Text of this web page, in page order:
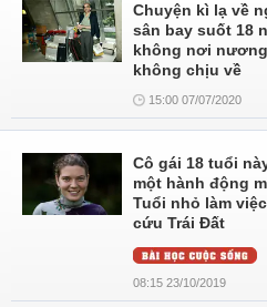
Chuyện kì lạ về
sân bay suốt 18
không nơi
không chịu về
15:00 07/07/2020
Cô gái 18 tuổi
một hành động
Tuổi nhỏ làm
cứu Trái Đất
08:15 23/10/2019